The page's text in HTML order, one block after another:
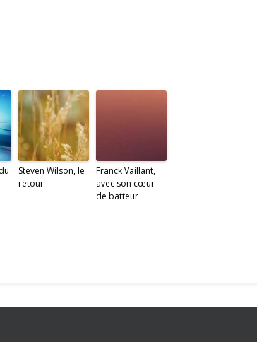
Steven Wilson, le
retour
Franck Vaillant,
avec son cœur
de batteur